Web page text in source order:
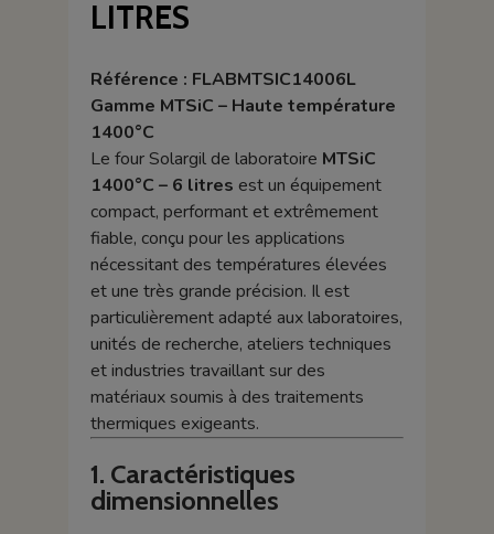
LITRES
Référence : FLABMTSIC14006L
Gamme MTSiC – Haute température
1400°C
Le four Solargil de laboratoire MTSiC
1400°C – 6 litres est un équipement
compact, performant et extrêmement
fiable, conçu pour les applications
nécessitant des températures élevées
et une très grande précision. Il est
particulièrement adapté aux laboratoires,
unités de recherche, ateliers techniques
et industries travaillant sur des
matériaux soumis à des traitements
thermiques exigeants.
1. Caractéristiques
dimensionnelles